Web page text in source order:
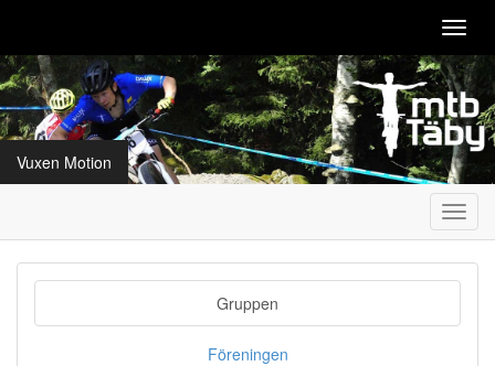
Vuxen Motion
Gruppen
Föreningen